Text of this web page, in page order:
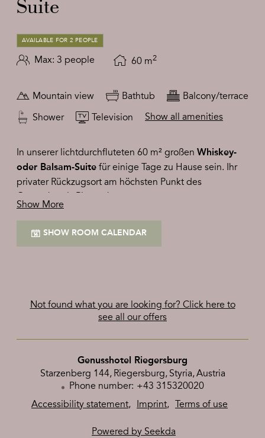
Suite
AVAILABLE FOR 2 PEOPLE
Max: 3 people 60 m2
Mountain view Bathtub
Balcony/terrace
Shower
Television Show all amenities
In unserer lichtdurchfluteten 60 m² großen Whiskey-
oder Balsam-Suite für einige Tage zu Hause sein. Ihr
privater Rückzugsort am höchsten Punkt des
Genusshotels Riegersburg.
Die Suiten verfügen über eineneigenen
Zimmerbrunnen, eineBadewanne für 2
eine
mit Liegestühlen.
Show More
SHOW ROOM CALENDAR
Not found what you are looking for? Click here to
see all our offers
Genusshotel Riegersburg
Starzenberg 144 Riegersburg Styria Austria
Phone number: +43 315320020
Accessibility statement
Imprint Terms of use
Powered by Seekda